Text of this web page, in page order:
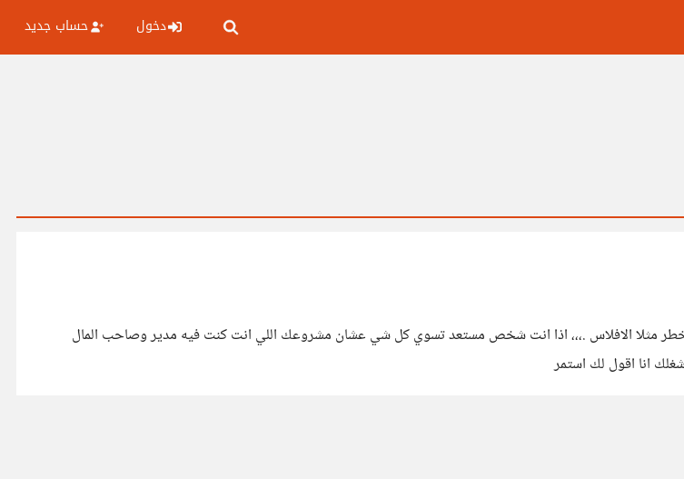
دخول حساب جديد
مثلا الافلاس .،،، اذا انت شخص مستعد تسوي كل شي عشان مشروعك اللي انت كنت فيه مدير وصاحب المال
انا اقول لك استمر